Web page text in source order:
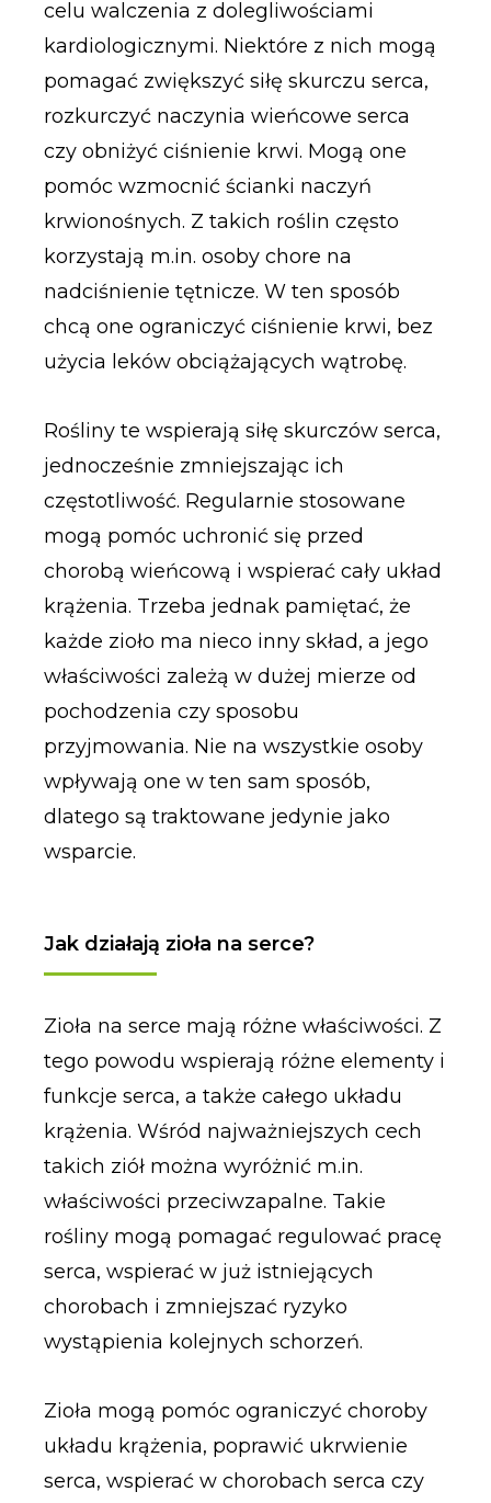
celu walczenia z dolegliwościami
kardiologicznymi. Niektóre z nich mogą
pomagać zwiększyć siłę skurczu serca,
rozkurczyć naczynia wieńcowe serca
czy obniżyć ciśnienie krwi. Mogą one
pomóc wzmocnić ścianki naczyń
krwionośnych. Z takich roślin często
korzystają m.in. osoby chore na
nadciśnienie tętnicze. W ten sposób
chcą one ograniczyć ciśnienie krwi, bez
użycia leków obciążających wątrobę.
Rośliny te wspierają siłę skurczów serca,
jednocześnie zmniejszając ich
częstotliwość. Regularnie stosowane
mogą pomóc uchronić się przed
chorobą wieńcową i wspierać cały układ
krążenia. Trzeba jednak pamiętać, że
każde zioło ma nieco inny skład, a jego
właściwości zależą w dużej mierze od
pochodzenia czy sposobu
przyjmowania. Nie na wszystkie osoby
wpływają one w ten sam sposób,
dlatego są traktowane jedynie jako
wsparcie.
Jak działają zioła na serce?
Zioła na serce mają różne właściwości. Z
tego powodu wspierają różne elementy i
funkcje serca, a także całego układu
krążenia. Wśród najważniejszych cech
takich ziół można wyróżnić m.in.
właściwości przeciwzapalne. Takie
rośliny mogą pomagać regulować pracę
serca, wspierać w już istniejących
chorobach i zmniejszać ryzyko
wystąpienia kolejnych schorzeń.
Zioła mogą pomóc ograniczyć choroby
układu krążenia, poprawić ukrwienie
serca, wspierać w chorobach serca czy